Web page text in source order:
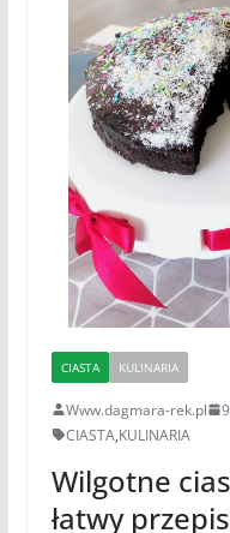
CIASTA KULINARIA
Www.dagmara-rek.pl
CIASTA,KULINARIA
Wilgotne
łatwy przepis